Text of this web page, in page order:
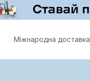
Міжнародна доставка